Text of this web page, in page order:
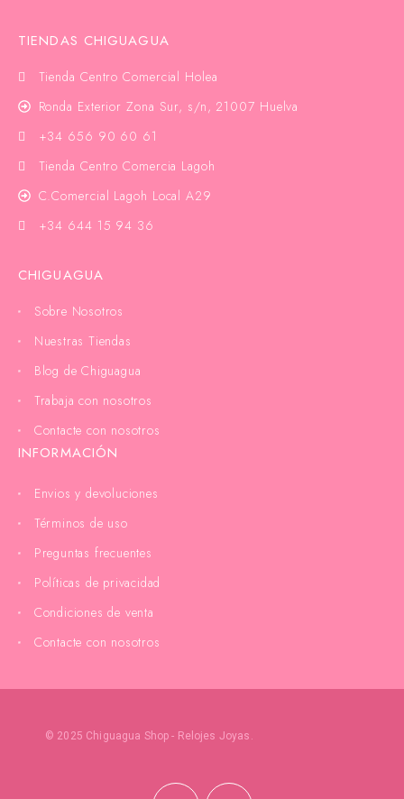
TIENDAS CHIGUAGUA
Tienda Centro Comercial Holea
Ronda Exterior Zona Sur, s/n, 21007 Huelva
+34 656 90 60 61
Tienda Centro Comercia Lagoh
C.Comercial Lagoh Local A29
+34 644 15 94 36
CHIGUAGUA
Sobre Nosotros
Nuestras Tiendas
Blog de Chiguagua
Trabaja con nosotros
Contacte con nosotros
INFORMACIÓN
Envios y devoluciones
Términos de uso
Preguntas frecuentes
Políticas de privacidad
Condiciones de venta
Contacte con nosotros
© 2025 Chiguagua Shop - Relojes Joyas.